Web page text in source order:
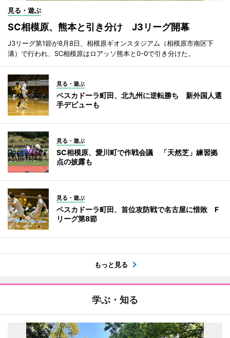
見る・遊ぶ
SC相模原、熊本と引き分け J3リーグ開幕
J3リーグ第1節が8月8日、相模原ギオンスタジアム（相模原市南区下
溝）で行われ、SC相模原はロアッソ熊本と0-0で引き分けた。
見る・遊ぶ
ペスカドーラ町田、北九州に逆転勝ち 新外国人選
手デビューも
見る・遊ぶ
SC相模原、愛川町で作戦会議 「天然芝」練習拠
点の披露も
見る・遊ぶ
ペスカドーラ町田、首位攻防戦で名古屋に惜敗 F
リーグ第8節
もっと見る
学ぶ・知る